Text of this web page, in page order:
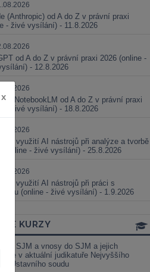
(Anthropic) od A do Z v právní praxi
- živé vysílání) - 11.8.2026
od A do Z v právní praxi 2026 (online -
- 12.8.2026
a NotebookLM od A do Z v právní praxi
- živé vysílání) - 18.8.2026
využití AI nástrojů při analýze a tvorbě
(online - živé vysílání) - 25.8.2026
využití AI nástrojů při práci s
(online - živé vysílání) - 1.9.2026
KURZY
ze SJM a vnosy do SJM a jejich
v aktuální judikatuře Nejvyššího
a Ústavního soudu
x